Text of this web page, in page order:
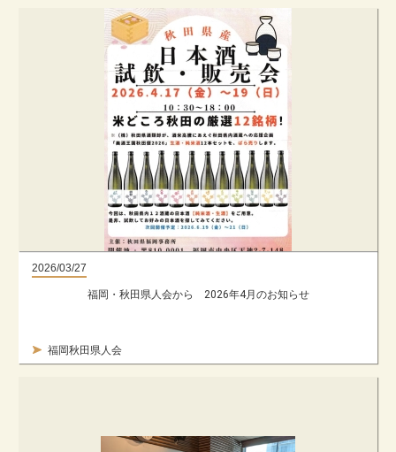
2026/03/27
福岡秋田県人会
福岡・秋田県人会から 2026年4月のお知らせ